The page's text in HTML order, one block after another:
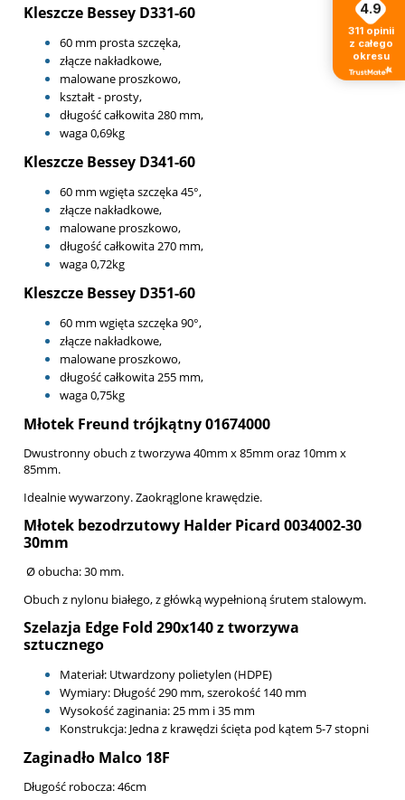
Kleszcze Bessey D331-60
60 mm prosta szczęka,
złącze nakładkowe,
malowane proszkowo,
kształt - prosty,
długość całkowita 280 mm,
waga 0,69kg
Kleszcze Bessey D341-60
60 mm wgięta szczęka 45°,
złącze nakładkowe,
malowane proszkowo,
długość całkowita 270 mm,
waga 0,72kg
Kleszcze Bessey D351-60
60 mm wgięta szczęka 90°,
złącze nakładkowe,
malowane proszkowo,
długość całkowita 255 mm,
waga 0,75kg
Młotek Freund trójkątny 01674000
Dwustronny obuch z tworzywa 40mm x 85mm oraz 10mm x
85mm.
Idealnie wywarzony. Zaokrąglone krawędzie.
Młotek bezodrzutowy Halder Picard 0034002-30
30mm
Ø obucha: 30 mm.
Obuch z nylonu białego, z główką wypełnioną śrutem stalowym.
Szelazja Edge Fold 290x140 z tworzywa
sztucznego
Materiał: Utwardzony polietylen (HDPE)
Wymiary: Długość 290 mm, szerokość 140 mm
Wysokość zaginania: 25 mm i 35 mm
Konstrukcja: Jedna z krawędzi ścięta pod kątem 5-7 stopni
Zaginadło Malco 18F
Długość robocza: 46cm
4.9
311 opinii
z całego
okresu